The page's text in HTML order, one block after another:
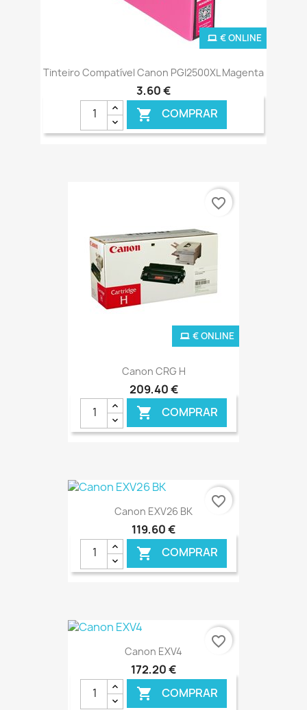
Tinteiro Compatível Canon PGI2500XL Magenta
3,60 €
 COMPRAR
€ ONLINE
Canon CRG H
209,40 €
 COMPRAR
€ ONLINE
favorite_border
Canon EXV26 BK
119,60 €
 COMPRAR
€ ONLINE
favorite_border
Canon EXV4
172,20 €
 COMPRAR
favorite_border